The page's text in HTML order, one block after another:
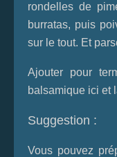
rondelles de
burratas, puis
sur le tout. Et
Ajouter pour
balsamique ici et
Suggestion :
Vous pouvez